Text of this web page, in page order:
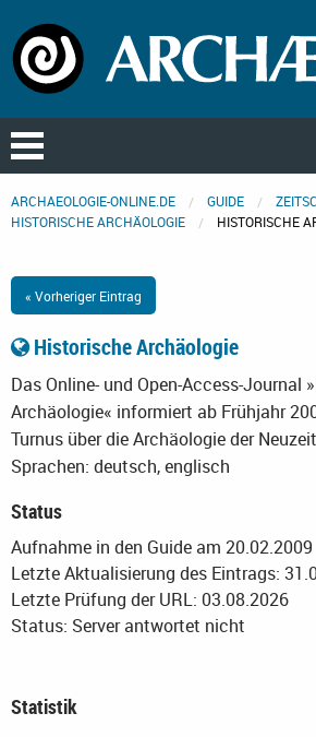
ARCHAEOLOGIE-ONLINE.DE GUIDE
HISTORISCHE ARCHÄOLOGIE
HISTORISCHE
« Vorheriger Eintrag
Historische Archäologie
Das Online- und Open-Access-Journal
Archäologie« informiert ab Frühjahr
Turnus über die Archäologie der
Sprachen: deutsch, englisch
Status
Aufnahme in den Guide am 20.02.2009
Letzte Aktualisierung des Eintrags:
Letzte Prüfung der URL: 03.08.2026
Status: Server antwortet nicht
Statistik